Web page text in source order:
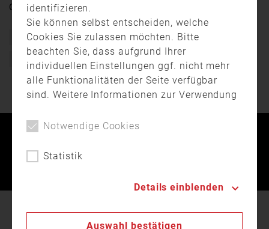
Quelle:OTV
Ausrüstung Bayern Drohne Feuerwehr
Oberpfalz
identifizieren.
Sie können selbst entscheiden, welche
Cookies Sie zulassen möchten. Bitte
beachten Sie, dass aufgrund Ihrer
individuellen Einstellungen ggf. nicht mehr
alle Funktionalitäten der Seite verfügbar
sind. Weitere Informationen zur Verwendung
Verarbeitung personenbezogener Daten
Notwendige Cookies
Statistik
Details einblenden
Auswahl bestätigen
Datenschutzerklärung